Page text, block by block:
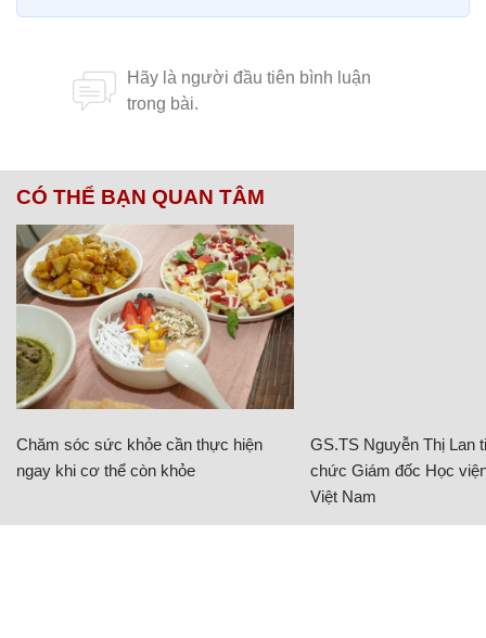
CÓ THỂ BẠN QUAN TÂM
Chăm sóc sức khỏe cần thực hiện
ngay khi cơ thể còn khỏe
GS.TS Nguyễn Thị Lan
chức Giám đốc Học
Việt Nam